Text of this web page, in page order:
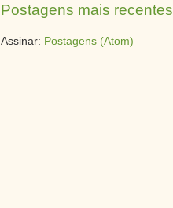
Postagens mais recentes
Assinar: Postagens (Atom)